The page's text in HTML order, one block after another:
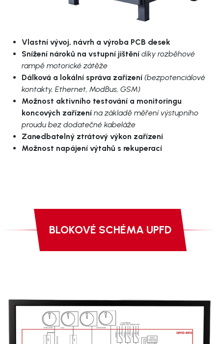
Vlastní vývoj, návrh a výroba PCB desek
Snížení nároků na vstupní jištění díky rozběhové
rampě motorické zátěže
Dálková a lokální správa zařízení (bezpotenciálové
kontakty, Ethernet, ModBus, GSM)
Možnost aktivního testování a monitoringu
koncových zařízení na základě měření výstupního
proudu bez dodatečné kabeláže
Zanedbatelný ztrátový výkon zařízení
Možnost napájení výtahů s rekuperací
BLOKOVÉ SCHÉMA UPFD